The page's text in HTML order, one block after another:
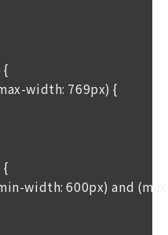
{
width: 769px) {
{
width: 600px) and